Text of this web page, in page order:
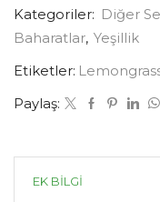
Kategoriler: Diğer
Baharatlar, Yeşillik
Etiketler:
Paylaş:
EK BILGI